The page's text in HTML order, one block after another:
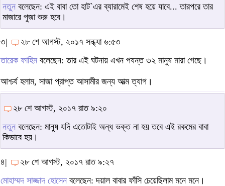
নতুন বলেছেন: এই বাবা তো হাট`এর ব্যারামেই শেষ হয়ে যাবে... তারপরে তার
মাজারে পুজা শুরু হবে।
৩|
২৮ শে আগস্ট, ২০১৭ সন্ধ্যা ৬:৫৩
তারেক ফাহিমবলেছেন: তার এই ঘটনায় এখন পযন্ত ৩২ মানুষ মারা গেছে।
আশ্চর্য হলাম, সাজা প্রাপ্ত আসামীর জন্য আত্ম ত্যাগ।
২৮ শে আগস্ট, ২০১৭ রাত ৯:২০
নতুন বলেছেন: মানুষ যদি এতোটাই অন্ধ ভক্ত না হয় তবে এই রকমের বাবা
কিভাবে হয়।
৪|
২৮ শে আগস্ট, ২০১৭ রাত ৯:২৭
মোহাম্মদ সাজ্জাদ হোসেন বলেছেন: দয়াল বাবার ফাঁসি চেয়েছিলাম মনে মনে।